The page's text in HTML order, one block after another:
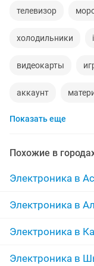
телевизор
холодильники
видеокарты
аккаунт
playstation
колонки
сабвуфер
Показать еще
Похожие в
Электроника в
Электроника в
Электроника в
Электроника в